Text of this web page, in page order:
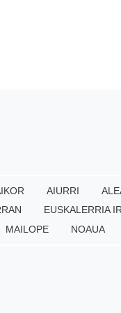
AIURRI
EUSKALERRIA
MAILOPE NOAUA